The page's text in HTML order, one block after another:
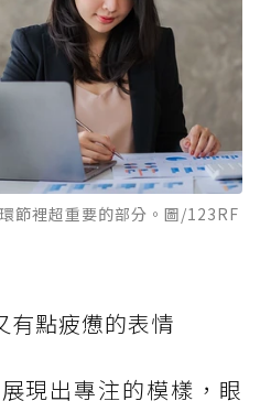
節裡超重要的部分。圖/123RF
有點疲憊的表情
現出專注的模樣，眼